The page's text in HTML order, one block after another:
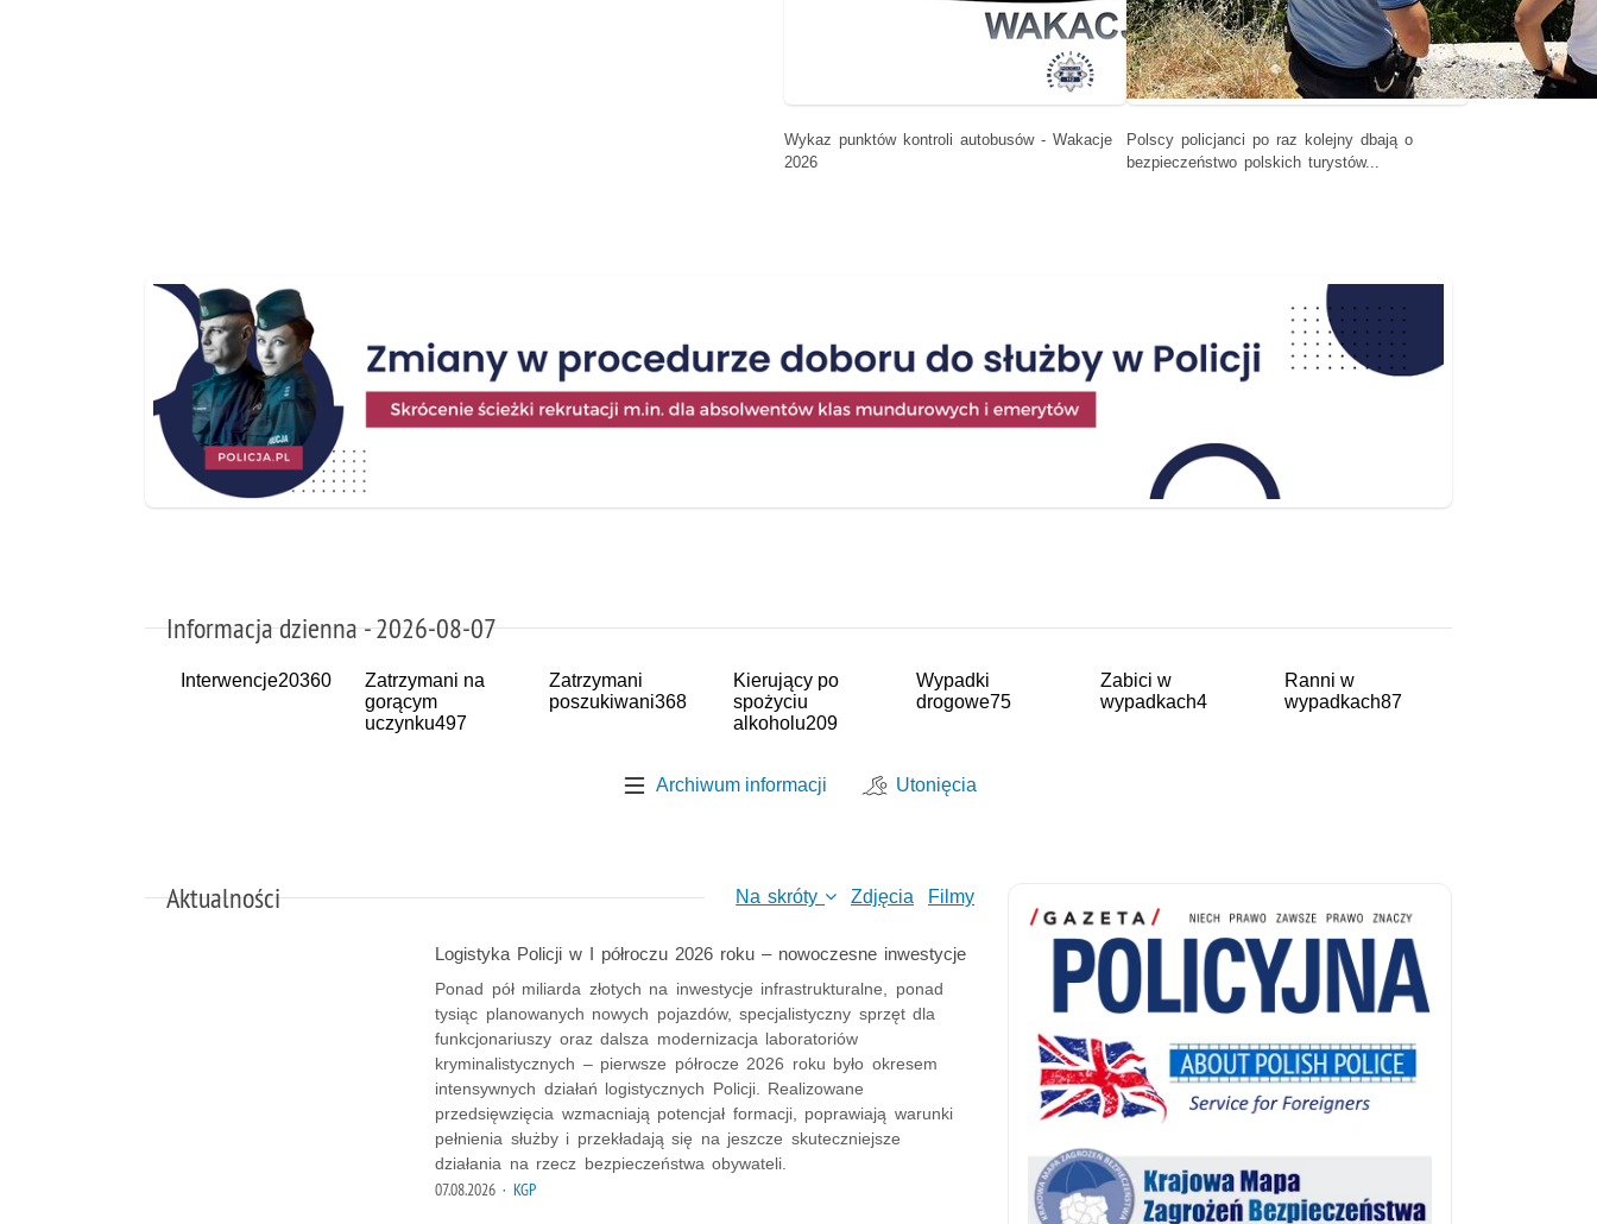
Wykaz punktów kontroli autobusów - Wakacje
2026
Polscy policjanci po raz kolejny dbają o
bezpieczeństwo polskich turystów...
Informacja dzienna - 2026-08-07
Interwencje20360
Zatrzymani na
gorącym
uczynku497
Zatrzymani
poszukiwani368
Kierujący po
spożyciu
alkoholu209
Wypadki
drogowe75
Zabici w
wypadkach4
Ranni w
wypadkach87
Archiwum informacji Utonięcia
Aktualności Na skróty Zdjęcia Filmy
Logistyka Policji w I półroczu 2026 roku – nowoczesne inwestycje
Ponad pół miliarda złotych na inwestycje infrastrukturalne, ponad
tysiąc planowanych nowych pojazdów, specjalistyczny sprzęt dla
funkcjonariuszy oraz dalsza modernizacja laboratoriów
kryminalistycznych – pierwsze półrocze 2026 roku było okresem
intensywnych działań logistycznych Policji. Realizowane
przedsięwzięcia wzmacniają potencjał formacji, poprawiają warunki
pełnienia służby i przekładają się na jeszcze skuteczniejsze
działania na rzecz bezpieczeństwa obywateli.
07.08.2026 · KGP